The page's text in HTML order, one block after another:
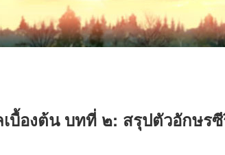
บื้องต้น บทที่ ๒: สรุปตัวอักษร